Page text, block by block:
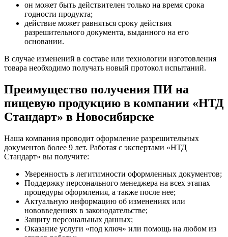
он может быть действителен только на время срока
годности продукта;
действие может равняться сроку действия
разрешительного документа, выданного на его
основании.
В случае изменений в составе или технологии изготовления
товара необходимо получать новый протокол испытаний.
Преимущество получения ПИ на
пищевую продукцию в компании «НТД
Стандарт» в Новосибирске
Наша компания проводит оформление разрешительных
документов более 9 лет. Работая с экспертами «НТД
Стандарт» вы получите:
Уверенность в легитимности оформленных документов;
Поддержку персонального менеджера на всех этапах
процедуры оформления, а также после нее;
Актуальную информацию об изменениях или
нововведениях в законодательстве;
Защиту персональных данных;
Оказание услуги «под ключ» или помощь на любом из